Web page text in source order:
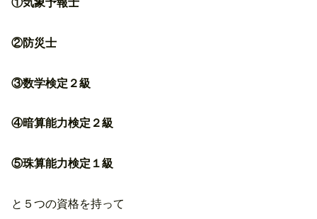
①気象予報士
②防災士
③数学検定２級
④暗算能力検定２級
⑤珠算能力検定１級
と５つの資格を持って